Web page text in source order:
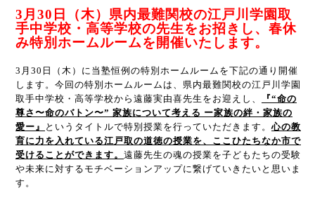
3月30日（木）県内最難関校の江戸川学園取
手中学校・高等学校の先生をお招きし、春休
み特別ホームルームを開催いたします。
3 月 30 日（木）に当塾恒例の特別ホームルームを下記の通り開催
します。今回の特別ホームルームは、県内最難関校の江戸川学園
取手中学校・高等学校から遠藤実由喜先生をお迎えし、
『“命の
尊さ〜命のバトン〜” 家族について考える ー家族の絆・家族の
愛ー』
というタイトルで特別授業を行っていただきます。心の教
育に力を入れている江戸取の道徳の授業を、ここひたちなか市で
受けることができます。 遠藤先生の魂の授業を子どもたちの受験
や未来に対するモチベーションアップに繋げていきたいと思いま
す。